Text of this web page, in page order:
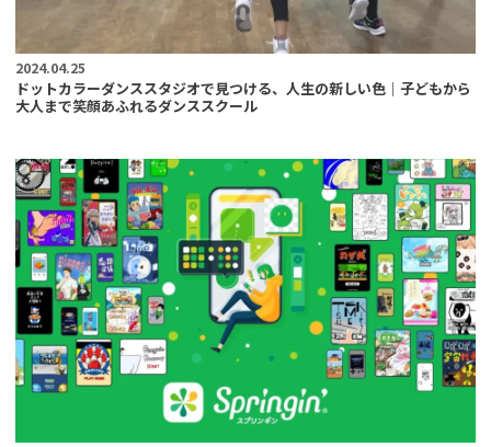
2024.04.25
ドットカラーダンススタジオで見つける、人生の新しい色｜子どもから
大人まで笑顔あふれるダンススクール